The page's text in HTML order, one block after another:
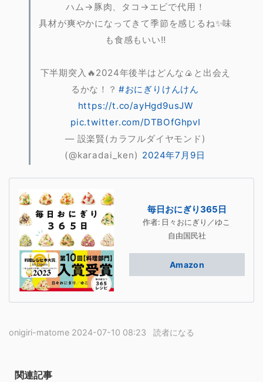
ハム→豚肉、タコ→エビで代用！
具材が爽やかになってきて季節を感じるね✨味
も食感もいい‼️
下半期突入🔥2024年後半はどんな🍙と出会え
るかな！？ #おにぎりけんけん
https://t.co/ayHgd9usJW
pic.twitter.com/DTBOfGhpvI
— 設楽賢(カラフルダイヤモンド)
(@karadai_ken) 2024年7月9日
毎日おにぎり365日
作者: 日々おにぎり／ゆこ
自由国民社
Amazon
onigiri-matome 2024-07-10 08:23 読者になる
関連記事